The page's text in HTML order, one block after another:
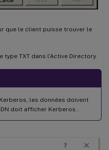
que le client puisse trouver le
TXT dans l’Active Directory.
les données doivent
doit afficher Kerberos. .